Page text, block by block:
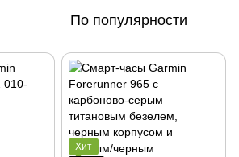
По популярности
Хит